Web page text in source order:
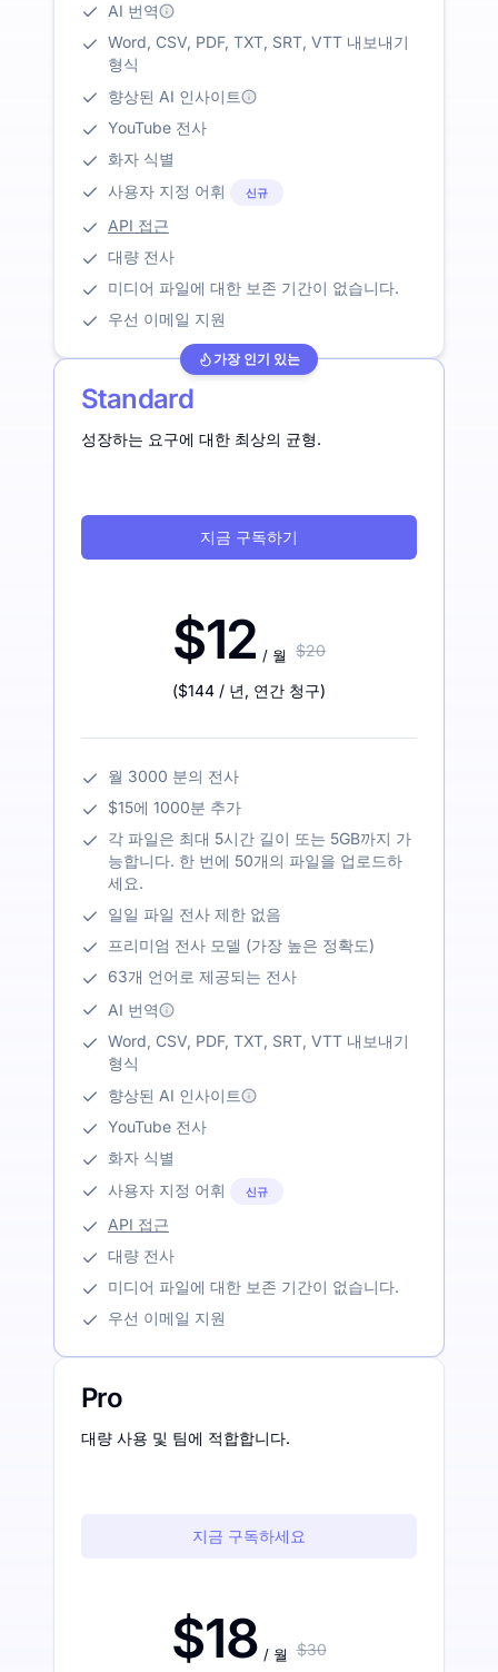
AI 번역
Word, CSV, PDF, TXT, SRT, VTT 내보내기
형식
향상된 AI 인사이트
YouTube 전사
화자 식별
사용자 지정 어휘
신규
API 접근
대량 전사
미디어 파일에 대한 보존 기간이 없습니다.
우선 이메일 지원
가장 인기 있는
Standard
성장하는 요구에 대한 최상의 균형.
지금 구독하기
$12 / 월 $20
($144 / 년, 연간 청구)
월 3000 분의 전사
$15에 1000분 추가
각 파일은 최대 5시간 길이 또는 5GB까지 가
능합니다. 한 번에 50개의 파일을 업로드하
세요.
일일 파일 전사 제한 없음
프리미엄 전사 모델 (가장 높은 정확도)
63개 언어로 제공되는 전사
AI 번역
Word, CSV, PDF, TXT, SRT, VTT 내보내기
형식
향상된 AI 인사이트
YouTube 전사
화자 식별
사용자 지정 어휘
신규
API 접근
대량 전사
미디어 파일에 대한 보존 기간이 없습니다.
우선 이메일 지원
Pro
대량 사용 및 팀에 적합합니다.
지금 구독하세요
$18 / 월 $30